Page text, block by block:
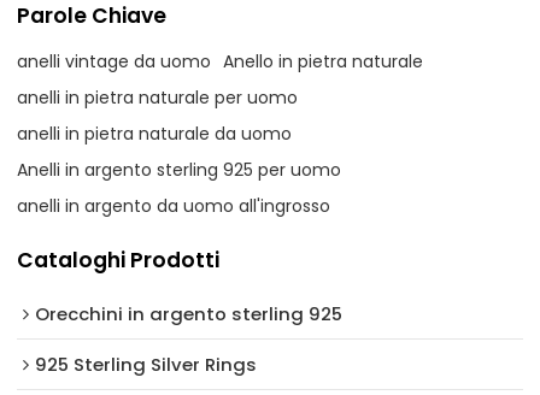
Parole Chiave
anelli vintage da uomo Anello in pietra naturale
anelli in pietra naturale per uomo
anelli in pietra naturale da uomo
Anelli in argento sterling 925 per uomo
anelli in argento da uomo all'ingrosso
Cataloghi Prodotti
Orecchini in argento sterling 925
925 Sterling Silver Rings